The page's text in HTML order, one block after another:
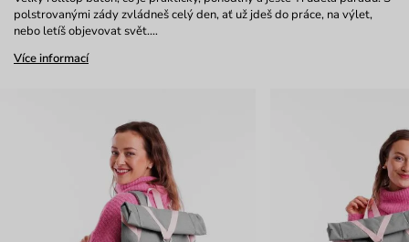
polstrovanými zády zvládneš celý den, ať už jdeš do práce, na výlet,
nebo letíš objevovat svět.…
Více informací